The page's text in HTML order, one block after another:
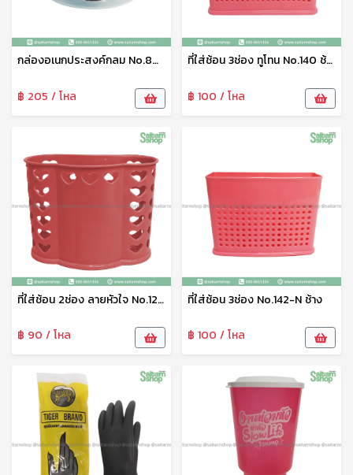
กล่องอเนกประสงค์กลม No.800-V9 ลาย We Bare Bears เบสกลาส
฿ 205 / โหล
ที่ใส่ช้อน 3ช่อง ทูโทน No.140 ช้าง
฿ 100 / โหล
ที่ใส่ช้อน 2ช่อง ลายหัวใจ No.120 ช้าง
฿ 90 / โหล
ที่ใส่ช้อน 3ช่อง No.142-N ช้าง
฿ 100 / โหล